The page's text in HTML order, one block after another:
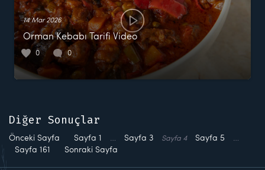
14 Mar 2026
Orman Kebabı Tarifi Video
0 0
Diğer Sonuçlar
Önceki Sayfa Sayfa 1 … Sayfa 3 Sayfa 4 Sayfa 5
…
Sayfa 161 Sonraki Sayfa